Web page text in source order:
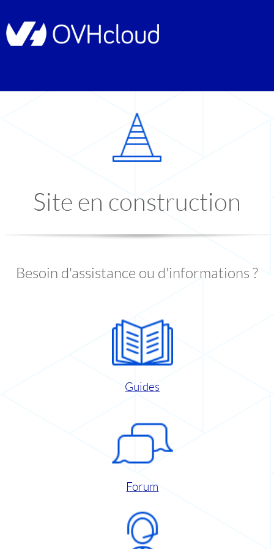
Site en construction
Besoin d'assistance ou d'informations ?
Guides
Forum